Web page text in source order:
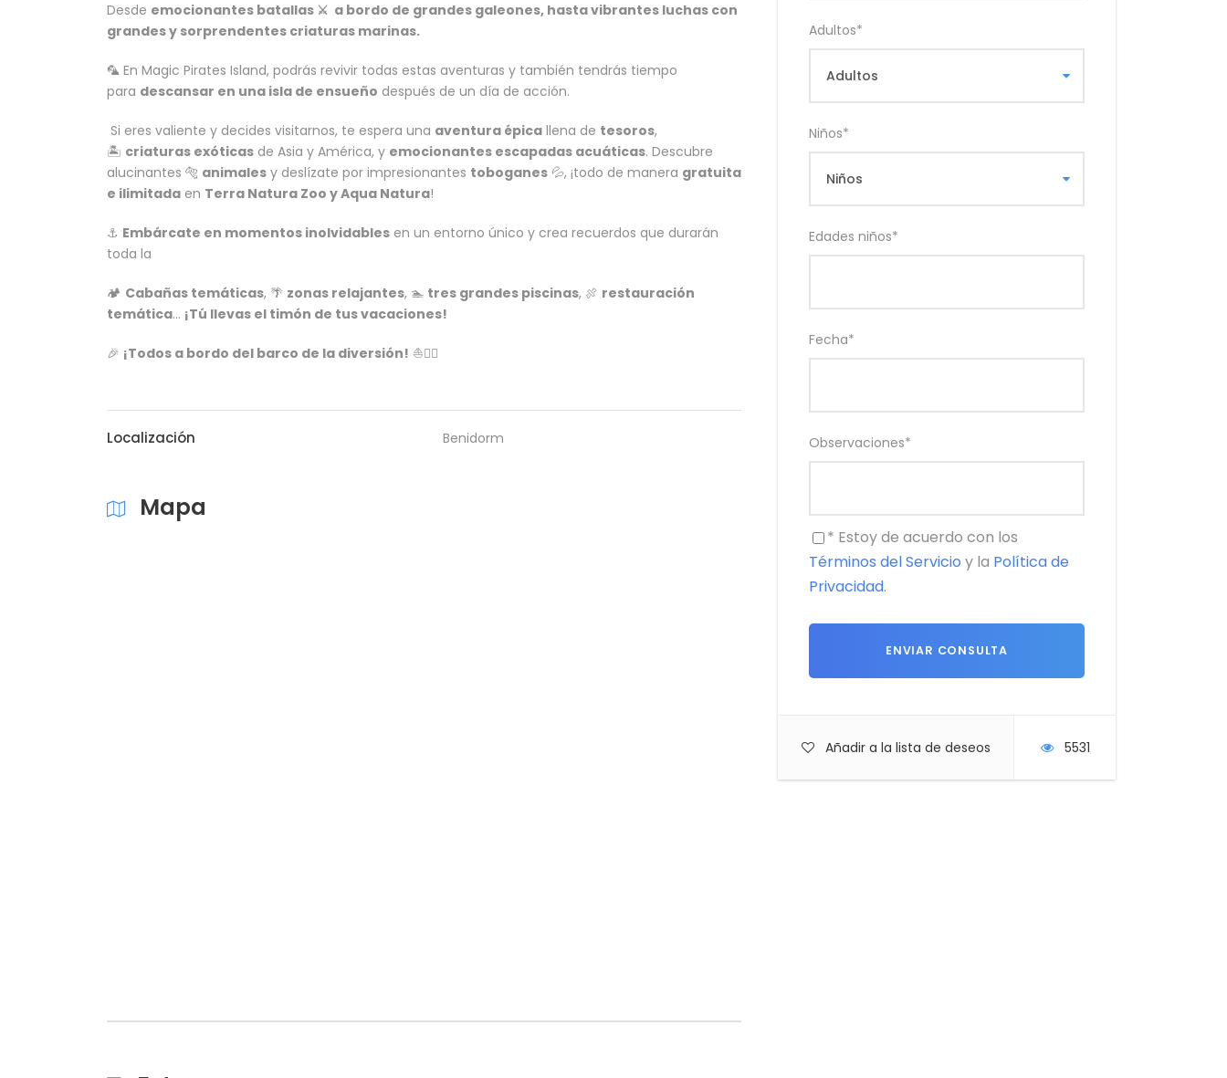
Adultos*
Niños*
Edades niños*
Fecha*
Observaciones*
* Estoy de acuerdo con los
Términos del Servicio y la Política de
Privacidad.
Añadir a la lista de deseos 5531
Desde emocionantes batallas ⚔️ a bordo de grandes galeones, hasta vibrantes luchas con
grandes y sorprendentes criaturas marinas.
🦜 En Magic Pirates Island, podrás revivir todas estas aventuras y también tendrás tiempo
para descansar en una isla de ensueño después de un día de acción.
Si eres valiente y decides visitarnos, te espera una aventura épica llena de tesoros,
🏝️ criaturas exóticas de Asia y América, y emocionantes escapadas acuáticas. Descubre
alucinantes 🐅 animales y deslízate por impresionantes toboganes 💦, ¡todo de manera gratuita
e ilimitada en Terra Natura Zoo y Aqua Natura!
⚓ Embárcate en momentos inolvidables en un entorno único y crea recuerdos que durarán
toda la
🏕️ Cabañas temáticas, 🌴 zonas relajantes, 🏊 tres grandes piscinas, 🍖 restauración
temática… ¡Tú llevas el timón de tus vacaciones!
🎉 ¡Todos a bordo del barco de la diversión! ⛵🏴‍☠️
Localización Benidorm
Mapa